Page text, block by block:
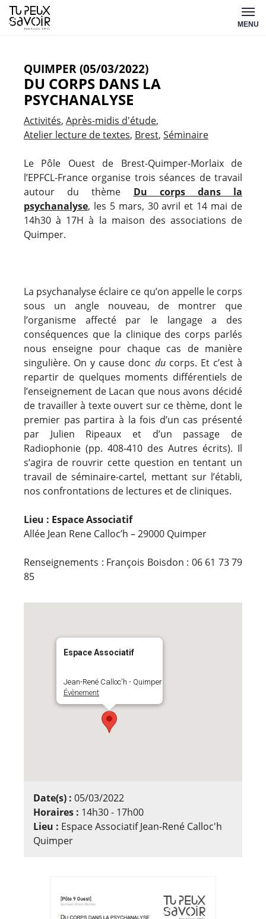
Aller
au
MENU
QUIMPER (05/03/2022)
DU CORPS DANS LA
PSYCHANALYSE
Activités Après-midis d'étude
Atelier lecture de textes Brest Séminaire
Le Pôle Ouest de Brest-Quimper-Morlaix de
l’EPFCL-France organise trois séances de travail
autour du thème Du corps dans la
psychanalyse, les 5 mars, 30 avril et 14 mai de
14h30 à 17H à la maison des associations de
Quimper.
La psychanalyse éclaire ce qu’on appelle le corps
sous un angle nouveau, de montrer que
l’organisme affecté par le langage a des
conséquences que la clinique des corps parlés
nous enseigne pour chaque cas de manière
singulière. On y cause donc ducorps. Et c’est à
repartir de quelques moments différentiels de
l’enseignement de Lacan que nous avons décidé
de travailler à texte ouvert sur ce thème, dont le
premier pas partira à la fois d’un cas présenté
par Julien Ripeaux et d’un passage de
Radiophonie (pp. 408-410 des Autres écrits). Il
s’agira de rouvrir cette question en tentant un
travail de séminaire-cartel, mettant sur l’établi,
nos confrontations de lectures et de cliniques.
Lieu : Espace Associatif
Allée Jean Rene Calloc’h – 29000 Quimper
Renseignements : François Boisdon : 06 61 73 79
85
Espace Associatif
Jean-René Calloc'h - Quimper
Évènement
Date(s) : 05/03/2022
Horaires : 14h30 - 17h00
Lieu : Espace Associatif Jean-René Calloc'h
Quimper